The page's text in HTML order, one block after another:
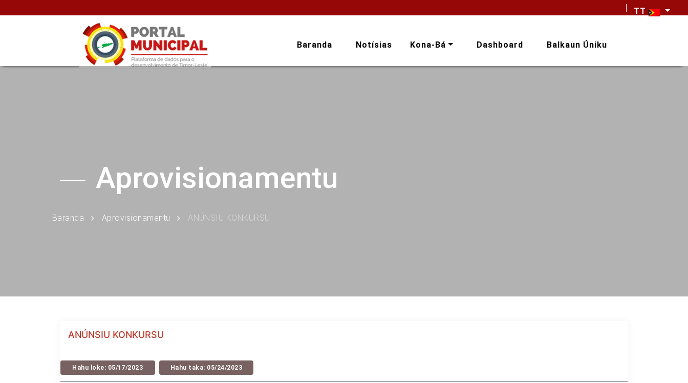
TT
Baranda Notísias Kona-Bá Dashboard Balkaun Úniku
Aprovisionamentu
Baranda Aprovisionamentu ANÚNSIU KONKURSU
ANÚNSIU KONKURSU
Hahu loke: 05/17/2023 Hahu taka: 05/24/2023